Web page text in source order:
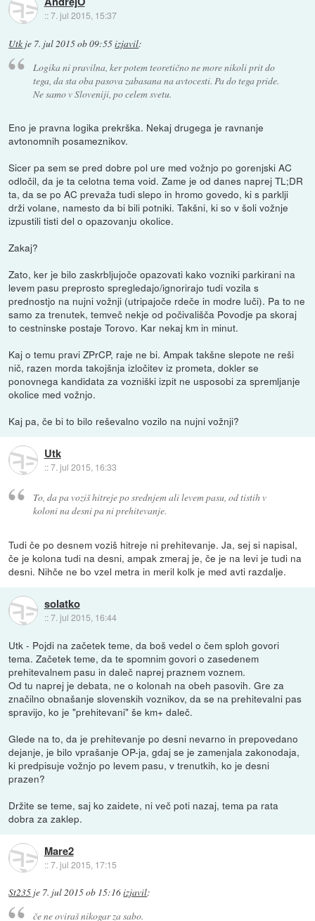
::7. jul 2015, 15:37
Utk je 7. jul 2015 ob 09:55izjavil:
Logika ni pravilna, ker potem teoretično ne more nikoli prit do
tega, da sta oba pasova zabasana na avtocesti. Pa do tega pride.
Ne samo v Sloveniji, po celem svetu.
Eno je pravna logika prekrška. Nekaj drugega je ravnanje
avtonomnih posameznikov.
Sicer pa sem se pred dobre pol ure med vožnjo po gorenjski AC
odločil, da je ta celotna tema void. Zame je od danes naprej TL;DR
ta, da se po AC prevaža tudi slepo in hromo govedo, ki s parklji
drži volane, namesto da bi bili potniki. Takšni, ki so v šoli vožnje
izpustili tisti del o opazovanju okolice.
Zakaj?
Zato, ker je bilo zaskrbljujoče opazovati kako vozniki parkirani na
levem pasu preprosto spregledajo/ignorirajo tudi vozila s
prednostjo na nujni vožnji (utripajoče rdeče in modre luči). Pa to ne
samo za trenutek, temveč nekje od počivališča Povodje pa skoraj
to cestninske postaje Torovo. Kar nekaj km in minut.
Kaj o temu pravi ZPrCP, raje ne bi. Ampak takšne slepote ne reši
nič, razen morda takojšnja izločitev iz prometa, dokler se
ponovnega kandidata za vozniški izpit ne usposobi za spremljanje
okolice med vožnjo.
Kaj pa, če bi to bilo reševalno vozilo na nujni vožnji?
Utk
::7. jul 2015, 16:33
To, da pa voziš hitreje po srednjem ali levem pasu, od tistih v
koloni na desni pa ni prehitevanje.
Tudi če po desnem voziš hitreje ni prehitevanje. Ja, sej si napisal,
če je kolona tudi na desni, ampak zmeraj je, če je na levi je tudi na
desni. Nihče ne bo vzel metra in meril kolk je med avti razdalje.
solatko
::7. jul 2015, 16:44
Utk - Pojdi na začetek teme, da boš vedel o čem sploh govori
tema. Začetek teme, da te spomnim govori o zasedenem
prehitevalnem pasu in daleč naprej praznem voznem.
Od tu naprej je debata, ne o kolonah na obeh pasovih. Gre za
značilno obnašanje slovenskih voznikov, da se na prehitevalni pas
spravijo, ko je "prehitevani" še km+ daleč.
Glede na to, da je prehitevanje po desni nevarno in prepovedano
dejanje, je bilo vprašanje OP-ja, gdaj se je zamenjala zakonodaja,
ki predpisuje vožnjo po levem pasu, v trenutkih, ko je desni
prazen?
Držite se teme, saj ko zaidete, ni več poti nazaj, tema pa rata
dobra za zaklep.
Mare2
::7. jul 2015, 17:15
St235 je 7. jul 2015 ob 15:16izjavil:
če ne oviraš nikogar za sabo.